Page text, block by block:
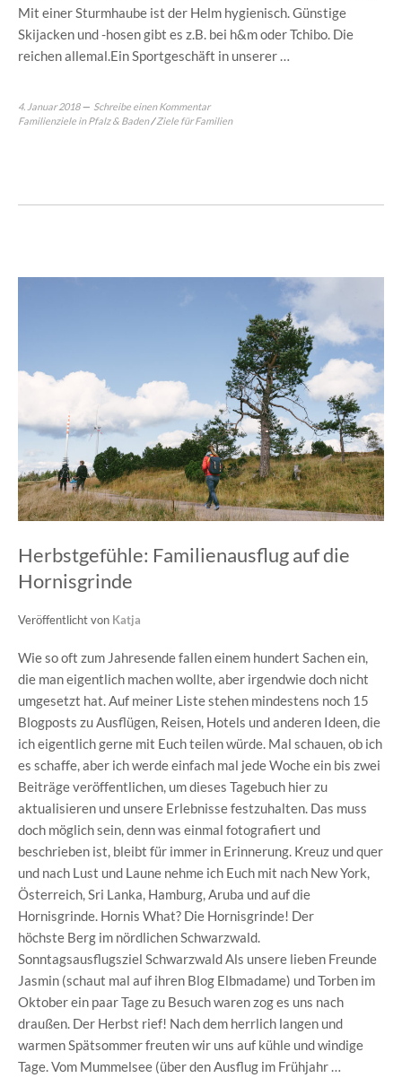
Mit einer Sturmhaube ist der Helm hygienisch. Günstige
Skijacken und -hosen gibt es z.B. bei h&m oder Tchibo. Die
reichen allemal.Ein Sportgeschäft in unserer …
4. Januar 2018
Schreibe einen Kommentar
Familienziele in Pfalz & Baden/Ziele für Familien
Herbstgefühle: Familienausflug auf die
Hornisgrinde
Veröffentlicht von Katja
Wie so oft zum Jahresende fallen einem hundert Sachen ein,
die man eigentlich machen wollte, aber irgendwie doch nicht
umgesetzt hat. Auf meiner Liste stehen mindestens noch 15
Blogposts zu Ausflügen, Reisen, Hotels und anderen Ideen, die
ich eigentlich gerne mit Euch teilen würde. Mal schauen, ob ich
es schaffe, aber ich werde einfach mal jede Woche ein bis zwei
Beiträge veröffentlichen, um dieses Tagebuch hier zu
aktualisieren und unsere Erlebnisse festzuhalten. Das muss
doch möglich sein, denn was einmal fotografiert und
beschrieben ist, bleibt für immer in Erinnerung. Kreuz und quer
und nach Lust und Laune nehme ich Euch mit nach New York,
Österreich, Sri Lanka, Hamburg, Aruba und auf die
Hornisgrinde. Hornis What? Die Hornisgrinde! Der
höchste Berg im nördlichen Schwarzwald.
Sonntagsausflugsziel Schwarzwald Als unsere lieben Freunde
Jasmin (schaut mal auf ihren Blog Elbmadame) und Torben im
Oktober ein paar Tage zu Besuch waren zog es uns nach
draußen. Der Herbst rief! Nach dem herrlich langen und
warmen Spätsommer freuten wir uns auf kühle und windige
Tage. Vom Mummelsee (über den Ausflug im Frühjahr …